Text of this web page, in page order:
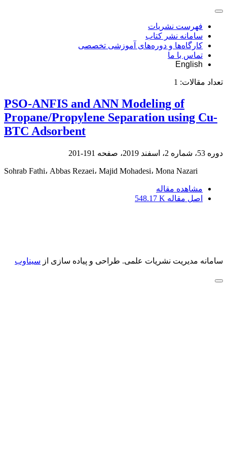
فهرست نشریات
سامانه نشر کتاب
کارگاه‌ها و دوره‌های آموزشی تخصصی
تماس با ما
English
تعداد مقالات: 1
PSO-ANFIS and ANN Modeling of
Propane/Propylene Separation using Cu-
BTC Adsorbent
دوره 53، شماره 2، اسفند 2019، صفحه 191-201
Sohrab Fathi، Abbas Rezaei، Majid Mohadesi، Mona Nazari
مشاهده مقاله
اصل مقاله 548.17 K
سامانه مدیریت نشریات علمی. طراحی و پیاده سازی از سیناوب